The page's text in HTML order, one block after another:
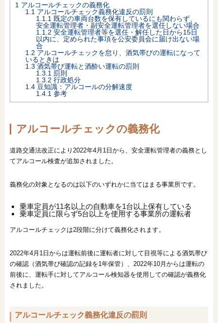
1 アルコールチェックの義務化
1.1 アルコールチェック義務化違反の罰則
1.1.1 既定の車両台数を保有しているにも関わらず、
安全運転管理者・副安全運転管理者を選任しない場合
1.1.2 安全運転管理者等を選任・解任した日から15日
以内に、定められた事項を公安委員会に届け出ない場
合
1.2 アルコールチェックを怠り、酒気帯びの運転になって
いるときは
1.3 酒気帯び運転と酒酔い運転の罰則
1.3.1 罰則
1.3.2 行政処分
1.4 豆知識：アルコールの分解速度
1.4.1 参考
アルコールチェックの義務化
道路交通法改正により2022年4月1日から、安全運転管理者の義務とし
てアルコール検査が追加されました。
義務化の対象となるのは以下のいずれかに当てはまる事業所です。
乗車定員が11名以上の自動車を1台以上保有している
乗車定員に限らず5台以上を使用する事業所の運転者
アルコールチェックは2段階に分けて義務化されます。
2022年4月1日からは運転前後に運転者に対して目視等による酒気帯び
の確認（酒気帯び確認の記録を1年保管）、2022年10月からは運転の
前後に、運転手に対してアルコール検知器を使用しての確認が義務化
されました。
アルコールチェック義務化違反の罰則